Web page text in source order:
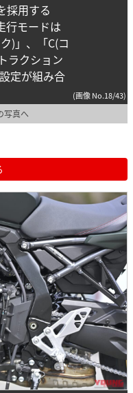
採用する
行モードは
)」、「C(コ
ラクション
定が組み合
(画像 No.18/43)
写真へ